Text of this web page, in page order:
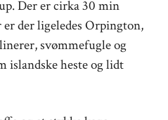
Der er cirka 30 min
der ligeledes Orpington,
svømmefugle og
islandske heste og lidt